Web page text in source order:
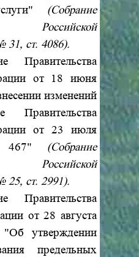
(Собрание
Российской
31, ст. 4086).
Правительства
от 18 июня
изменений
Правительства
от 23 июля
(Собрание
Российской
25, ст. 2991).
Правительства
от 28 августа
утверждении
предельных